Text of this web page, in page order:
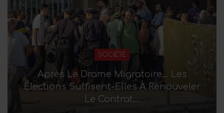
SOCIÉTÉ
Après Le Drame Migratoire… Les
Élections Suffisent-Elles À Renouveler
Le Contrat…